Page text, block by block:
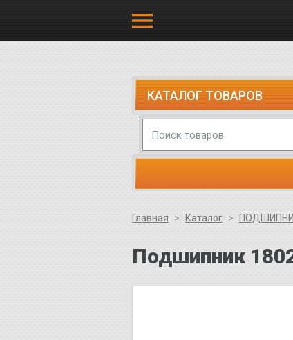
КАТАЛОГ ТОВАРОВ
Главная Каталог
Подшипник